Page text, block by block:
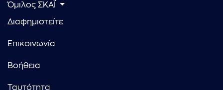
Όμιλος ΣΚΑΪ
Διαφημιστείτε
Επικοινωνία
Βοήθεια
Ταυτότητα